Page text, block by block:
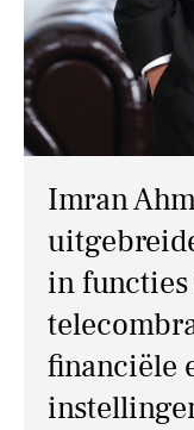
Imran
in
financiële